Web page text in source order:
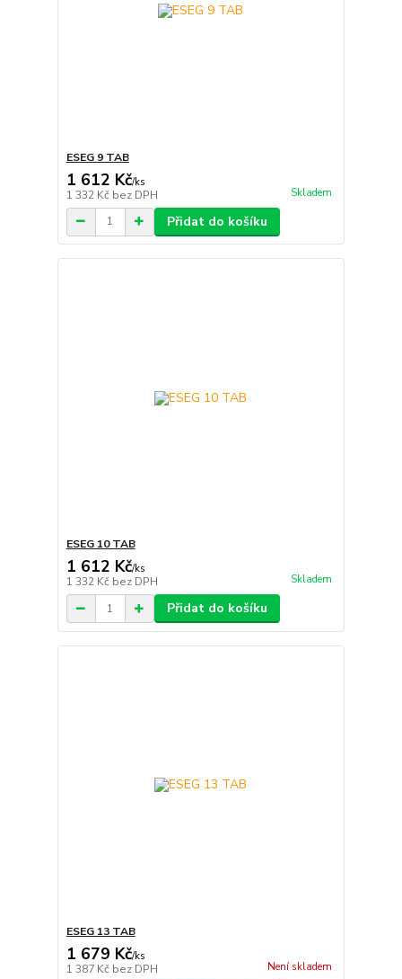
ESEG 9 TAB
1 612 Kč/ks
1 332 Kč bez DPH Skladem
Přidat do košíku
ESEG 10 TAB
1 612 Kč/ks
1 332 Kč bez DPH Skladem
Přidat do košíku
ESEG 13 TAB
1 679 Kč/ks
1 387 Kč bez DPH Není skladem